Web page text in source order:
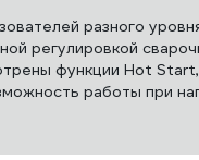
разного
регулировкой
функции Hot
работы при